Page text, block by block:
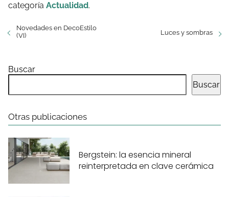
categoría Actualidad.
Novedades en DecoEstilo
(VI)
Luces y sombras
Buscar
Buscar
Otras publicaciones
Bergstein: la esencia mineral
reinterpretada en clave cerámica